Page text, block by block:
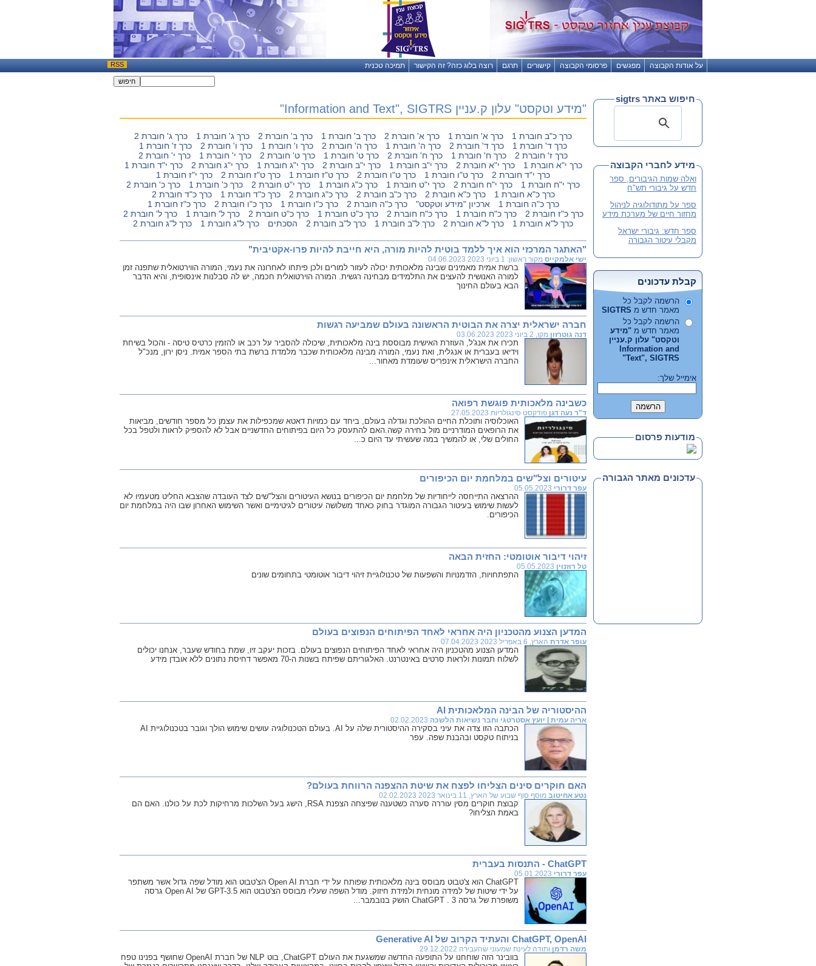
RSS על אודות הקבוצה מפגשים פרסומי הקבוצה קישורים תרגם רוצה בלוג כזה? זה הקישור תמיכה טכנית
"מידע וטקסט" עלון ק.עניין Information and Text", SIGTRS"
כרך כ"ב חוברת 1 כרך א' חוברת 1 כרך א' חוברת 2 כרך ב' חוברת 1 כרך ב' חוברת 2 כרך ג' חוברת 1
כרך ג' חוברת 2
כרך ד' חוברת 1
כרך ד' חוברת 2 כרך ה' חוברת 1 כרך ה' חוברת 2 כרך ו' חוברת 1 כרך ו' חוברת 2
כרך ז' חוברת 1
כרך ז' חוברת 2
כרך ח' חוברת 1 כרך ח' חוברת 2 כרך ט' חוברת 1 כרך ט' חוברת 2 כרך י' חוברת 1
כרך י' חוברת 2
כרך י"א חוברת 1
כרך י"א חוברת 2 כרך י"ב חוברת 1 כרך י"ב חוברת 2 כרך י"ג חוברת 1 כרך י"ג חוברת 2
כרך י"ד חוברת 1
כרך י"ד חוברת 2
כרך ט"ו חוברת 1 כרך ט"ו חוברת 2 כרך ט"ז חוברת 1 כרך ט"ז חוברת 2
כרך י"ז חוברת 1
כרך י"ח חוברת 1
כרך י"ח חוברת 2 כרך י"ט חוברת 1 כרך כ"ג חוברת 1 כרך י"ט חוברת 2 כרך כ' חוברת 1
כרך כ' חוברת 2
כרך כ"א חוברת 1
כרך כ"א חוברת 2 כרך כ"ב חוברת 2 כרך כ"ג חוברת 2 כרך כ"ד חוברת 1
כרך כ"ד חוברת 2
כרך כ"ה חוברת 1
ארכיון "מידע וטקסט" כרך כ"ה חוברת 2 כרך כ"ו חוברת 1 כרך כ"ו חוברת 2
כרך כ"ז חוברת 1
כרך כ"ז חוברת 2
כרך כ"ח חוברת 1 כרך כ"ח חוברת 2 כרך כ"ט חוברת 1 כרך כ"ט חוברת 2 כרך ל' חוברת 1
כרך ל' חוברת 2
כרך ל"א חוברת 1
כרך ל"א חוברת 2 כרך ל"ב חוברת 1 כרך ל"ב חוברת 2 הסכתים כרך ל"ג חוברת 1 כרך ל"ג חוברת 2
"האתגר המרכזי הוא איך ללמד בוטית להיות מורה, היא חייבת להיות פרו-אקטיבית"
ישי אלמקייס מקור ראשון: 1 ביוני 2023 04.06.2023
ברשת אמית מאמינים שבינה מלאכותית יכולה לעזור למורים ולכן פיתחו לאחרונה את נעמי, המורה הווירטואלית שתפנה זמן
למורה האנושית להעצים את התלמידים מבחינה רגשית. המורה הוירטואלית חכמה, יש לה סבלנות אינסופית, והיא הדבר
הבא בעולם החינוך
חברה ישראלית יצרה את הבוטית הראשונה בעולם שמביעה רגשות
דנה גוטרזון מקו, 2 ביוני 2023 03.06.2023
תכירו את אנג'ל, העוזרת האישית מבוססת בינה מלאכותית, שיכולה להסביר על רכב או להזמין כרטיס טיסה - והכול בשיחת
וידיאו בעברית או אנגלית, ואת נעמי, המורה מבינה מלאכותית שכבר מלמדת ברשת בתי הספר אמית. ניסן ירון, מנכ"ל
החברה הישראלית אינפריס שעומדת מאחור...
כשבינה מלאכותית פוגשת רפואה
ד"ר נעה דגן פודקסט סינגולריות 27.05.2023
האוכלוסיה ותוכלת החיים ההולכת וגדלה בעולם, ביחד עם כמויות דאטא שמכפילות את עצמן כל מספר חודשים, מביאות
את הרופאים המודרניים מול בחירה קשה.האם להתעסק כל היום בפיתוחים החדשניים אבל לא להספיק לראות ולטפל בכל
החולים שלי, או להמשיך במה שעשיתי עד היום כ...
עיטורים וצל"שים במלחמת יום הכיפורים
עפר דרורי
ההרצאה התייחסה לייחודיות של מלחמת יום הכיפורים בנושא העיטורים והצל"שים לצד העובדה שהצבא החליט מטעמיו לא
לעשות שימוש בעיטור הגבורה המוגדר בחוק כאחד משלושה עיטורים לגיטימיים ואשר השימוש האחרון שבו היה במלחמת יום
הכיפורים.
זיהוי דיבור אוטומטי: החזית הבאה
טל רוזנוין
התפתחויות, הזדמנויות והשפעות של טכנולוגיית זיהוי דיבור אוטומטי בתחומים שונים
המדען הצנוע מהטכניון היה אחראי לאחד הפיתוחים הנפוצים בעולם
עופר אדרת הארץ, 6 באפריל 2023 07.04.2023
המדען הצנוע מהטכניון היה אחראי לאחד הפיתוחים הנפוצים בעולם. בזכות יעקב זיו, שמת בחודש שעבר, אנחנו יכולים
לשלוח תמונות ולראות סרטים באינטרנט. האלגוריתם שפיתח בשנות ה-70 מאפשר דחיסת נתונים ללא אובדן מידע
ההיסטוריה של הבינה המלאכותית AI
אריה עמית | יועץ אסטרטגי וחבר נשיאות הלשכה
הכתבה הזו צדה את עיני בסקירה ההיסטורית שלה על AI. בעולם הטכנולוגיה עושים שימוש הולך וגובר בטכנולוגיית AI
בניתוח טקסט ובהבנת שפה. עפר
האם חוקרים סינים הצליחו לפצח את שיטת ההצפנה הרווחת בעולם?
נטע אחיטוב מוסף סוף שבוע של הארץ, 11 בינואר 2023 02.02.2023
קבוצת חוקרים מסין עוררה סערה כשטענה שפיצחה הצפנת RSA, הישג בעל השלכות מרחיקות לכת על כולנו. האם הם
באמת הצליחו?
ChatGPT - התנסות בעברית
עפר דרורי
ChatGPT הוא צ'טבוט מבוסס בינה מלאכותית שפותח על ידי חברת Open AI הצ'טבוט הוא מודל שפה גדול אשר משתפר
על ידי שיטות של למידה מונחית ולמידת חיזוק. מודל השפה שעליו מבוסס הצ'טבוט הוא GPT-3.5 של Open AI גרסה
משופרת של גרסה 3 . ChatGPT הושק בנובמבר...
ChatGPT, OpenAI והעתיד הקרוב של Generative AI
משה רדמן ותודה לעינת שמעוני שהעבירה 29.12.2022
בוובינר הזה שוחחנו על התופעה החדשה שמשגעת את העולם ChatGPT, בוט NLP של חברת OpenAI שחושף בפנינו טפח
חיפוש באתר sigtrs
מידע לחברי הקבוצה
ואלה שמות הגיבורים, ספר
חדש על גיבורי תש"ח
ספר על מתודולוגיה לניהול
מחזור חיים של מערכת מידע
ספר חדש: גיבורי ישראל
מקבלי עיטור הגבורה
קבלת עדכונים
הרשמה לקבל כל
מאמר חדש מ SIGTRS
הרשמה לקבל כל
מאמר חדש מ "מידע
וטקסט" עלון ק.עניין
Information and
Text", SIGTRS"
אימייל שלך:
מודעות פרסום
עדכונים מאתר הגבורה